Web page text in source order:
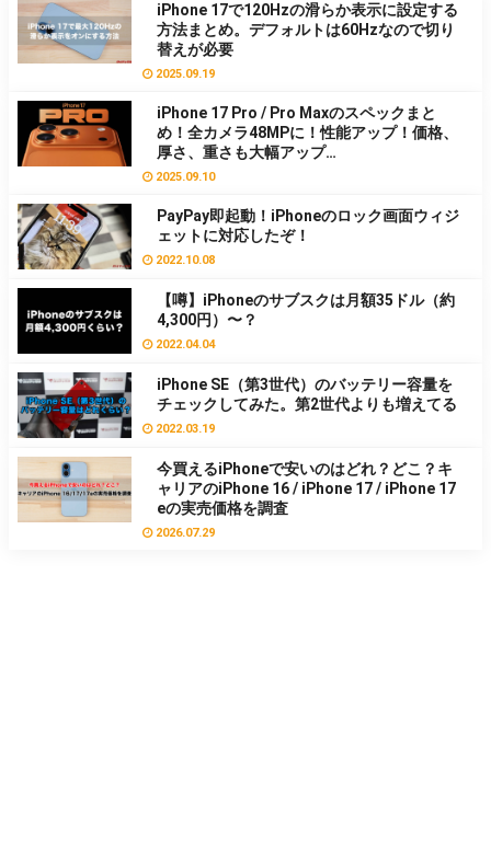
iPhone 17で120Hzの滑らか表示に設定する
方法まとめ。デフォルトは60Hzなので切り
替えが必要
2025.09.19
iPhone 17 Pro / Pro Maxのスペックまと
め！全カメラ48MPに！性能アップ！価格、
厚さ、重さも大幅アップ…
2025.09.10
PayPay即起動！iPhoneのロック画面ウィジ
ェットに対応したぞ！
2022.10.08
【噂】iPhoneのサブスクは月額35ドル（約
4,300円）〜？
2022.04.04
iPhone SE（第3世代）のバッテリー容量を
チェックしてみた。第2世代よりも増えてる
2022.03.19
今買えるiPhoneで安いのはどれ？どこ？キ
ャリアのiPhone 16 / iPhone 17 / iPhone 17
eの実売価格を調査
2026.07.29